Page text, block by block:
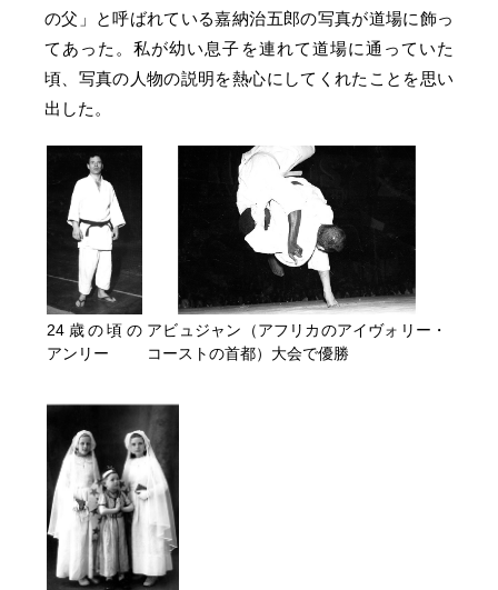
の父」と呼ばれている嘉納治五郎の写真が道場に飾っ
てあった。私が幼い息子を連れて道場に通っていた
頃、写真の人物の説明を熱心にしてくれたことを思い
出した。
24歳の頃の
アンリー
アビュジャン（アフリカのアイヴォリー・
コーストの首都）大会で優勝